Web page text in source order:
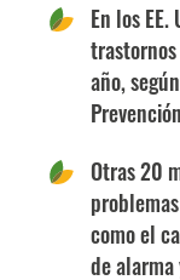
En los
año,
Otras 20
como el
de